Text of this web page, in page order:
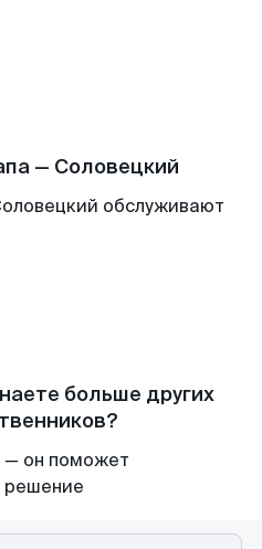
— Соловецкий
обслуживают
больше других
— он поможет
решение